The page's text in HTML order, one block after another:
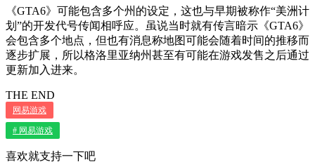
《GTA6》可能包含多个州的设定，这也与早期被称作“美洲计
划”的开发代号传闻相呼应。虽说当时就有传言暗示《GTA6》
会包含多个地点，但也有消息称地图可能会随着时间的推移而
逐步扩展，所以格洛里亚纳州甚至有可能在游戏发售之后通过
更新加入进来。
THE END
网易游戏
# 网易游戏
喜欢就支持一下吧